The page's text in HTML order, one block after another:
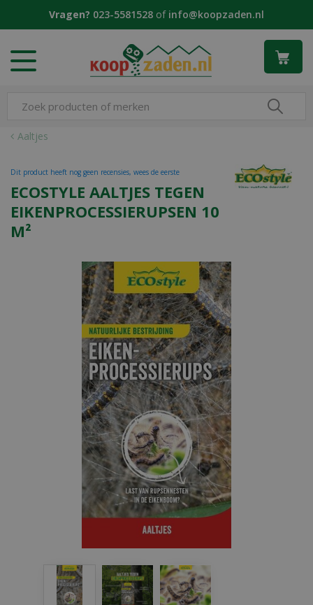
Aaltjes
Vragen? 023-5581528 of info@koopzaden.nl
ECOSTYLE AALTJES TEGEN
EIKENPROCESSIERUPSEN 10
M²
Dit product heeft nog geen recensies, wees de eerste